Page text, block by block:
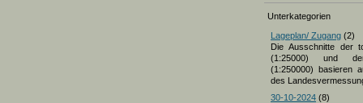
Unterkategorien
Lageplan/ Zugang (2)
Die Ausschnitte der
(1:25000) und
(1:250000) basieren
des
30-10-2024 (8)